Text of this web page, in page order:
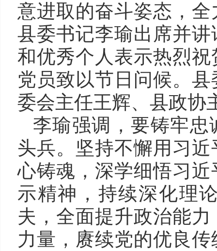
意进取的奋斗姿态，
县委书记李瑜出席并
和优秀个人表示热烈
党员致以节日问候。
委会主任王辉、县政协
李瑜强调，要铸牢忠
头兵。坚持不懈用习
心铸魂，深学细悟习
示精神，持续深化理
夫，全面提升政治能
力量，赓续党的优良